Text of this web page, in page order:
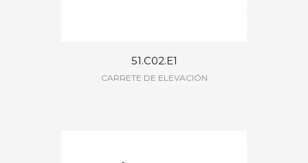
51.C02.E1
CARRETE DE ELEVACIÓN